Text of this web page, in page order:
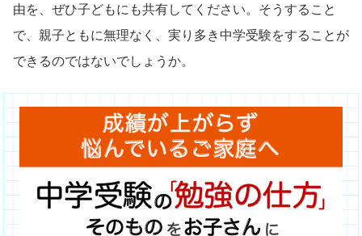
由を、ぜひ子どもにも共有してください。そうすること
で、親子ともに無理なく、実り多き中学受験をすることが
できるのではないでしょうか。